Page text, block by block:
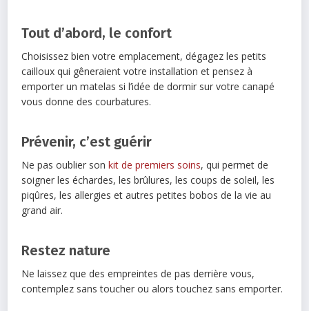
Tout d’abord, le confort
Choisissez bien votre emplacement, dégagez les petits
cailloux qui gêneraient votre installation et pensez à
emporter un matelas si l’idée de dormir sur votre canapé
vous donne des courbatures.
Prévenir, c’est guérir
Ne pas oublier sonkit de premiers soins, qui permet de
soigner les échardes, les brûlures, les coups de soleil, les
piqûres, les allergies et autres petites bobos de la vie au
grand air.
Restez nature
Ne laissez que des empreintes de pas derrière vous,
contemplez sans toucher ou alors touchez sans emporter.